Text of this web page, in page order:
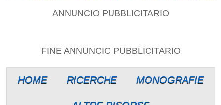
ANNUNCIO PUBBLICITARIO
FINE ANNUNCIO PUBBLICITARIO
HOME RICERCHE MONOGRAFIE